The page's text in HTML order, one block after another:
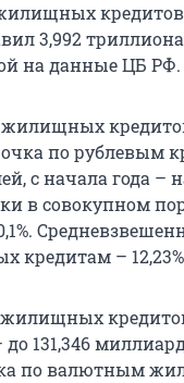
кредитов
3,992
на данные ЦБ РФ.
по рублевым
с начала года –
в совокупном
кредитам –
до 131,346
по валютным